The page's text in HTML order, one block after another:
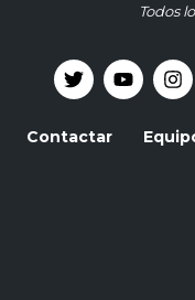
Todos
Contactar